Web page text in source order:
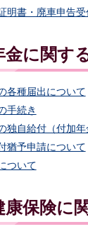
明書・廃車申告
金に関す
各種届出について
手続き
独自給付（付加
猶予申請について
ついて
康保険に